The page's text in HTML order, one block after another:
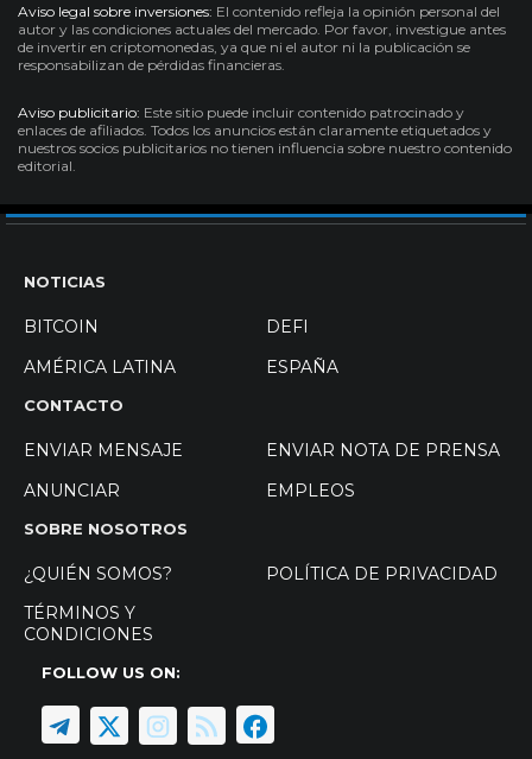
Aviso legal sobre inversiones: El contenido refleja la opinión personal del
autor y las condiciones actuales del mercado. Por favor, investigue antes
de invertir en criptomonedas, ya que ni el autor ni la publicación se
responsabilizan de pérdidas financieras.
Aviso publicitario: Este sitio puede incluir contenido patrocinado y
enlaces de afiliados. Todos los anuncios están claramente etiquetados y
nuestros socios publicitarios no tienen influencia sobre nuestro contenido
editorial.
NOTICIAS
BITCOIN
DEFI
AMÉRICA LATINA
ESPAÑA
CONTACTO
ENVIAR MENSAJE
ENVIAR NOTA DE PRENSA
ANUNCIAR
EMPLEOS
SOBRE NOSOTROS
¿QUIÉN SOMOS?
POLÍTICA DE PRIVACIDAD
TÉRMINOS Y
CONDICIONES
FOLLOW US ON: